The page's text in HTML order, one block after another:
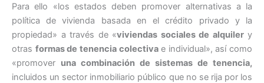
Para ello «los estados deben promover alternativas a la
política de vivienda basada en el crédito privado y la
propiedad» a través de «viviendas sociales de alquilery
otras formas de tenencia colectivae individual», así como
«promover una combinación de sistemas de tenencia,
incluidos un sector inmobiliario público que no se rija por los